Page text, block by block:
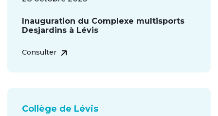
Inauguration du Complexe multisports
Desjardins à Lévis
Consulter
Collège de Lévis